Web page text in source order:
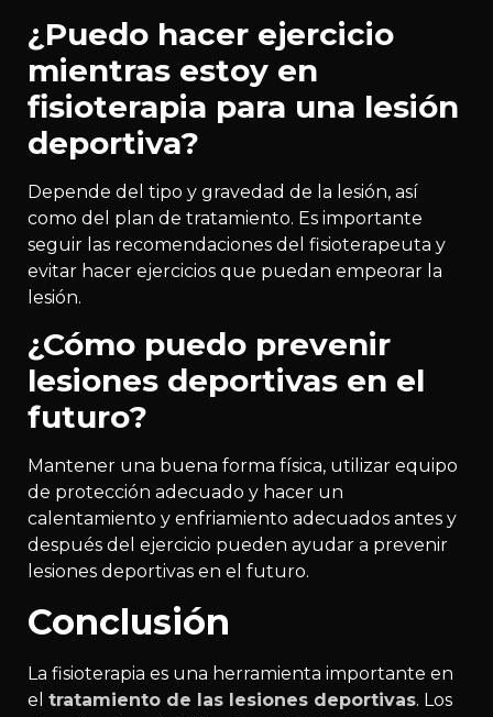
¿Puedo hacer ejercicio
mientras estoy en
fisioterapia para una lesión
deportiva?
Depende del tipo y gravedad de la lesión, así
como del plan de tratamiento. Es importante
seguir las recomendaciones del fisioterapeuta y
evitar hacer ejercicios que puedan empeorar la
lesión.
¿Cómo puedo prevenir
lesiones deportivas en el
futuro?
Mantener una buena forma física, utilizar equipo
de protección adecuado y hacer un
calentamiento y enfriamiento adecuados antes y
después del ejercicio pueden ayudar a prevenir
lesiones deportivas en el futuro.
Conclusión
La fisioterapia es una herramienta importante en
el tratamiento de las lesiones deportivas. Los